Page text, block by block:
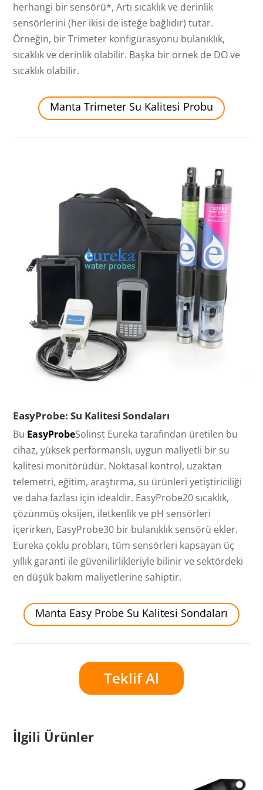
herhangi bir sensörü*, Artı sıcaklık ve derinlik
sensörlerini (her ikisi de isteğe bağlıdır) tutar.
Örneğin, bir Trimeter konfigürasyonu bulanıklık,
sıcaklık ve derinlik olabilir. Başka bir örnek de DO ve
sıcaklık olabilir.
Manta Trimeter Su Kalitesi Probu
EasyProbe: Su Kalitesi Sondaları
Bu EasyProbeSolinst Eureka tarafından üretilen bu
cihaz, yüksek performanslı, uygun maliyetli bir su
kalitesi monitörüdür. Noktasal kontrol, uzaktan
telemetri, eğitim, araştırma, su ürünleri yetiştiriciliği
ve daha fazlası için idealdir. EasyProbe20 sıcaklık,
çözünmüş oksijen, iletkenlik ve pH sensörleri
içerirken, EasyProbe30 bir bulanıklık sensörü ekler.
Eureka çoklu probları, tüm sensörleri kapsayan üç
yıllık garanti ile güvenilirlikleriyle bilinir ve sektördeki
en düşük bakım maliyetlerine sahiptir.
Manta Easy Probe Su Kalitesi Sondaları
Teklif Al
İlgili Ürünler